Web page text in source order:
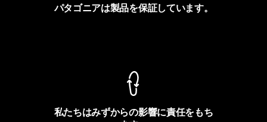
パタゴニアは製品を保証しています。
私たちはみずからの影響に責任をもち